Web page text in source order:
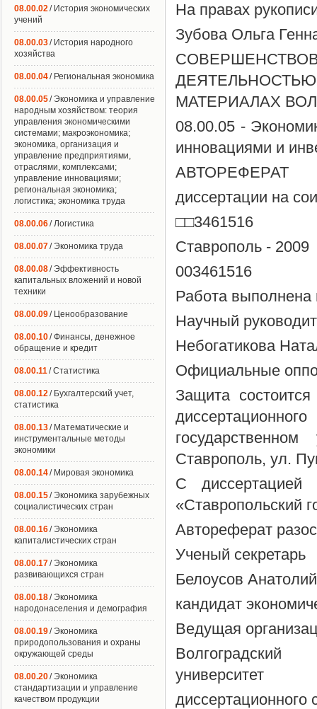
На правах
Зубова Ольга
МАТЕРИАЛАХ
08.00.05 -
инновациями и
АВТОРЕФЕРАТ
диссертации на
□□3461516
Ставрополь - 2009
003461516
Работа выполнена
Научный
Небогатикова
Официальные
Защита
Ставрополь, ул.
С
«Ставропольский
Автореферат
Ученый секретарь
Белоусов
кандидат
Ведущая
Волгоградский
университет
диссертационного
08.00.02/ История экономических
учений
08.00.03/ История народного
хозяйства
08.00.04/ Региональная экономика
08.00.05/ Экономика и управление
народным хозяйством: теория
управления экономическими
системами; макроэкономика;
экономика, организация и
управление предприятиями,
отраслями, комплексами;
управление инновациями;
региональная экономика;
логистика; экономика труда
08.00.06/ Логистика
08.00.07/ Экономика труда
08.00.08/ Эффективность
капитальных вложений и новой
техники
08.00.09/ Ценообразование
08.00.10/ Финансы, денежное
обращение и кредит
08.00.11/ Статистика
08.00.12/ Бухгалтерский учет,
статистика
08.00.13/ Математические и
инструментальные методы
экономики
08.00.14/ Мировая экономика
08.00.15/ Экономика зарубежных
социалистических стран
08.00.16/ Экономика
капиталистических стран
08.00.17/ Экономика
развивающихся стран
08.00.18/ Экономика
народонаселения и демография
08.00.19/ Экономика
природопользования и охраны
окружающей среды
08.00.20/ Экономика
стандартизации и управление
качеством продукции